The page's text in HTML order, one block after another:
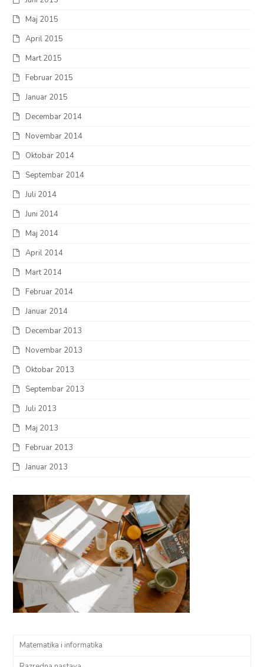
Maj 2015
April 2015
Mart 2015
Februar 2015
Januar 2015
Decembar 2014
Novembar 2014
Oktobar 2014
Septembar 2014
Juli 2014
Juni 2014
Maj 2014
April 2014
Mart 2014
Februar 2014
Januar 2014
Decembar 2013
Novembar 2013
Oktobar 2013
Septembar 2013
Juli 2013
Maj 2013
Februar 2013
Januar 2013
Matematika i informatika